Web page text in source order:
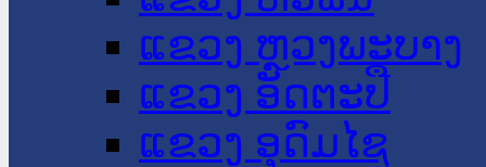
ແຂວງ ຫຼວງພະບາງ
ແຂວງ ອັດຕະປື
ແຂວງ ອຸດົມໄຊ